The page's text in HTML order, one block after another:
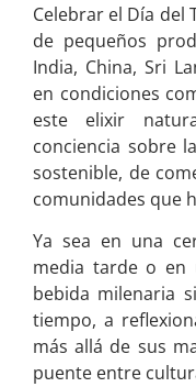
Celebrar el Día del
de pequeños
India, China, Sri
en condiciones
este elixir
conciencia sobre
sostenible, de
comunidades que
Ya sea en una
media tarde o en
bebida milenaria
tiempo, a
más allá de sus
puente entre